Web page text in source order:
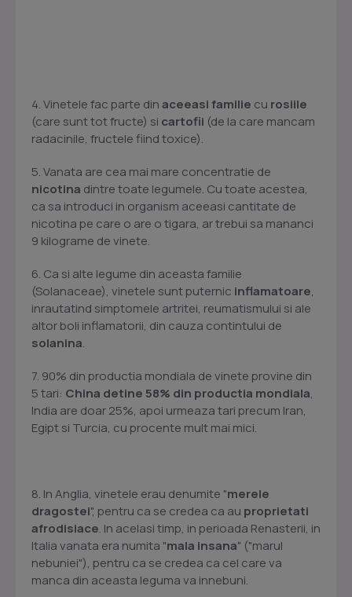
4. Vinetele fac parte dinaceeasi familie cu rosiile
(care sunt tot fructe) si cartofii (de la care mancam
radacinile, fructele fiind toxice).
5. Vanata are cea mai mare concentratie de
nicotina dintre toate legumele. Cu toate acestea,
ca sa introduci in organism aceeasi cantitate de
nicotina pe care o are o tigara, ar trebui sa mananci
9 kilograme de vinete.
6. Ca si alte legume din aceasta familie
(Solanaceae), vinetele sunt puternic inflamatoare,
inrautatind simptomele artritei, reumatismului si ale
altor boli inflamatorii, din cauza contintului de
solanina.
7. 90% din productia mondiala de vinete provine din
5 tari: China detine 58% din productia mondiala,
India are doar 25%, apoi urmeaza tari precum Iran,
Egipt si Turcia, cu procente mult mai mici.
8. In Anglia, vinetele erau denumite "merele
dragostei", pentru ca se credea ca au proprietati
afrodisiace. In acelasi timp, in perioada Renasterii, in
Italia vanata era numita "mala insana" ("marul
nebuniei"), pentru ca se credea ca cel care va
manca din aceasta leguma va innebuni.